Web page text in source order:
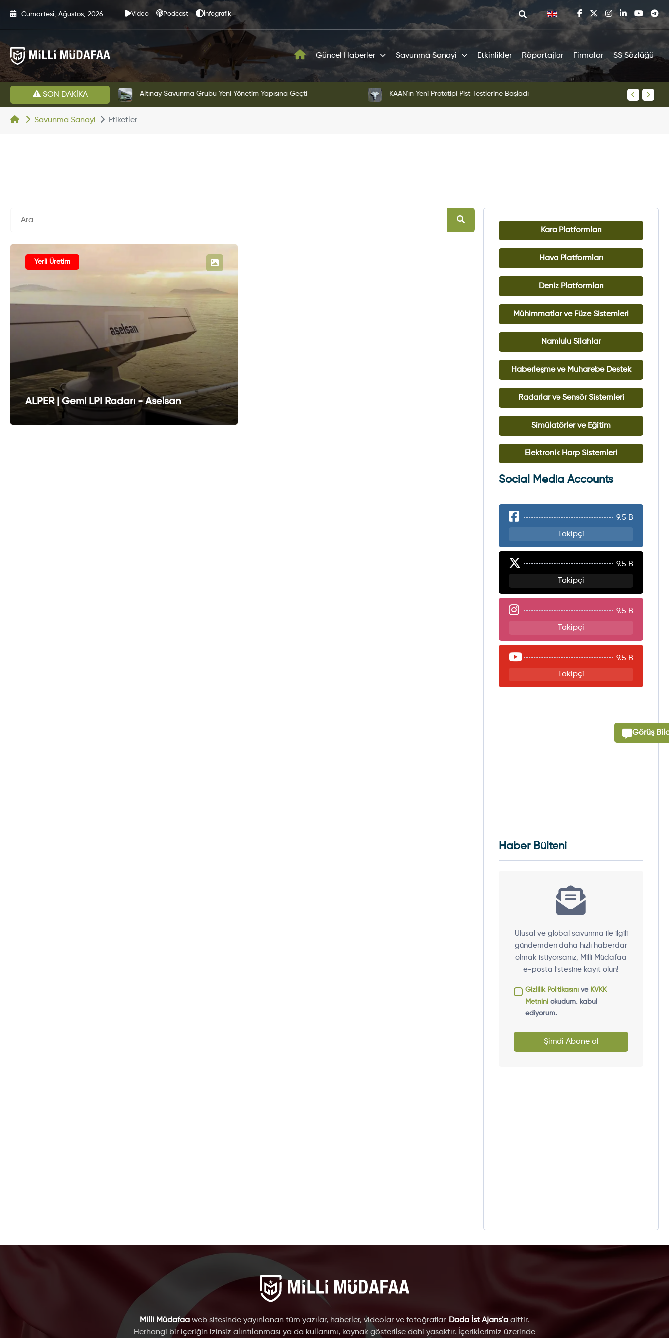
Cumartesi, Ağustos, 2026 Video Podcast İnfografik
Güncel Haberler Savunma Sanayi Etkinlikler Röportajlar Firmalar SS Sözlüğü
SON DAKİKA Altınay Savunma Grubu Yeni Yönetim Yapısına Geçti KAAN'ın Yeni Prototipi Pist Testlerine Başladı KAAN
Savunma Sanayi Etiketler
Yerli Üretim
ALPER | Gemi LPI Radarı - Aselsan
Kara Platformları
Hava Platformları
Deniz Platformları
Mühimmatlar ve Füze Sistemleri
Namlulu Silahlar
Haberleşme ve Muharebe Destek
Radarlar ve Sensör Sistemleri
Simülatörler ve Eğitim
Elektronik Harp Sistemleri
Social Media Accounts
9.5 B
Takipçi
9.5 B
Takipçi
9.5 B
Takipçi
9.5 B
Takipçi
Haber Bülteni
Ulusal ve global savunma ile ilgili
gündemden daha hızlı haberdar
olmak istiyorsanız, Milli Müdafaa
e-posta listesine kayıt olun!
Gizlilik Politikasını ve KVKK
Metnini okudum, kabul
ediyorum.
Şimdi Abone ol
Görüş
Milli Müdafaa web sitesinde yayınlanan tüm yazılar, haberler, videolar ve fotoğraflar, Dada İst Ajans'a aittir.
Herhangi bir içeriğin izinsiz alıntılanması ya da kullanımı, kaynak gösterilse dahi yasaktır. İçeriklerimiz üzerinde